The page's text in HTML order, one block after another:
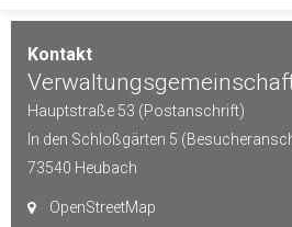
Kontakt
Hauptstraße 53 (Postanschrift)
In den Schloßgärten 5
73540 Heubach
OpenStreetMap